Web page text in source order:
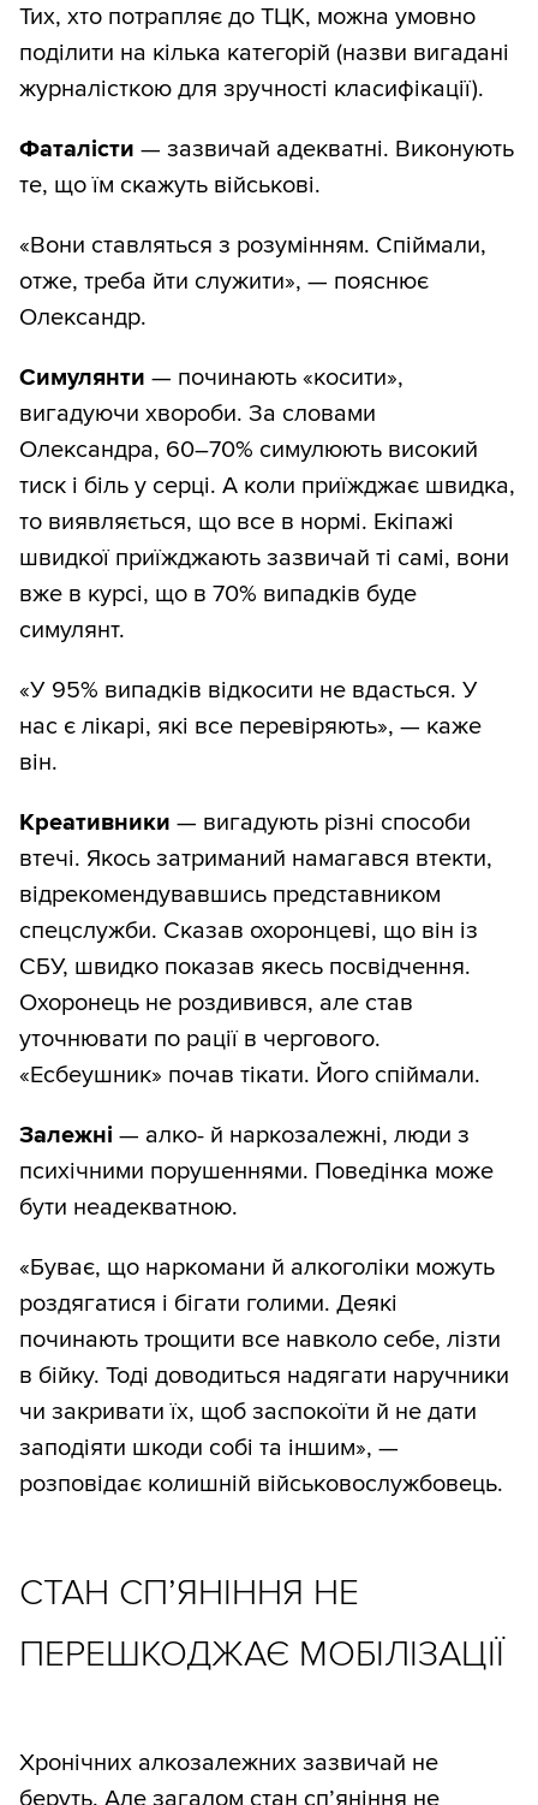
Тих, хто потрапляє до ТЦК, можна умовно
поділити на кілька категорій (назви вигадані
журналісткою для зручності класифікації).
Фаталісти — зазвичай адекватні. Виконують
те, що їм скажуть військові.
«Вони ставляться з розумінням. Спіймали,
отже, треба йти служити», — пояснює
Олександр.
Симулянти — починають «косити»,
вигадуючи хвороби. За словами
Олександра, 60–70% симулюють високий
тиск і біль у серці. А коли приїжджає швидка,
то виявляється, що все в нормі. Екіпажі
швидкої приїжджають зазвичай ті самі, вони
вже в курсі, що в 70% випадків буде
симулянт.
«У 95% випадків відкосити не вдасться. У
нас є лікарі, які все перевіряють», — каже
він.
Креативники — вигадують різні способи
втечі. Якось затриманий намагався втекти,
відрекомендувавшись представником
спецслужби. Сказав охоронцеві, що він із
СБУ, швидко показав якесь посвідчення.
Охоронець не роздивився, але став
уточнювати по рації в чергового.
«Есбеушник» почав тікати. Його спіймали.
Залежні — алко- й наркозалежні, люди з
психічними порушеннями. Поведінка може
бути неадекватною.
«Буває, що наркомани й алкоголіки можуть
роздягатися і бігати голими. Деякі
починають трощити все навколо себе, лізти
в бійку. Тоді доводиться надягати наручники
чи закривати їх, щоб заспокоїти й не дати
заподіяти шкоди собі та іншим», —
розповідає колишній військовослужбовець.
СТАН СП’ЯНІННЯ НЕ
ПЕРЕШКОДЖАЄ МОБІЛІЗАЦІЇ
Хронічних алкозалежних зазвичай не